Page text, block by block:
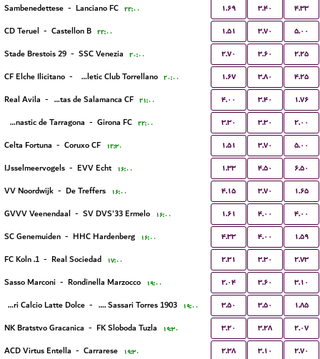
Sambenedettese - Lanciano FC ۲۲:۰۰ ۱.۶۹ ۳.۴۰ ۴.۳۳
CD Teruel - Castellon B ۲۲:۰۰ ۱.۵۱ ۳.۷۰ ۵.۰۰
Stade Brestois 29 - SSC Venezia ۲۰:۰۰ ۲.۷۰ ۳.۶۰ ۲.۲۵
CF Elche Ilicitano - Athletic Club Torrellano ۲۰:۰۰ ۱.۶۷ ۳.۸۰ ۴.۲۵
Real Avila - Unionistas de Salamanca CF ۲۱:۰۰ ۴.۰۰ ۳.۴۰ ۱.۷۶
Gimnastic de Tarragona - Girona FC ۲۲:۰۰ ۳.۳۰ ۳.۳۰ ۲.۰۰
Celta Fortuna - Coruxo CF ۱۲:۳۰ ۱.۵۱ ۳.۷۰ ۵.۰۰
IJsselmeervogels - EVV Echt ۱۶:۰۰ ۱.۳۳ ۴.۵۰ ۶.۵۰
VV Noordwijk - De Treffers ۱۶:۰۰ ۴.۱۵ ۳.۷۰ ۱.۶۵
GVVV Veenendaal - SV DVS'33 Ermelo ۱۶:۰۰ ۱.۶۱ ۴.۰۰ ۴.۰۰
SC Genemuiden - HHC Hardenberg ۱۶:۰۰ ۴.۳۳ ۴.۰۰ ۱.۵۹
1. FC Koln - Real Sociedad ۱۷:۰۰ ۲.۳۱ ۳.۳۰ ۲.۷۳
Sasso Marconi - Rondinella Marzocco ۱۹:۰۰ ۲.۰۴ ۳.۶۰ ۳.۱۰
Sassari Calcio Latte Dolce - S.E.F. Sassari Torres 1903 ۱۹:۰۰ ۳.۵۰ ۳.۵۰ ۱.۸۵
NK Bratstvo Gracanica - FK Sloboda Tuzla ۱۹:۳۰ ۳.۲۰ ۳.۲۸ ۲.۰۷
ACD Virtus Entella - Carrarese ۱۹:۳۰ ۲.۳۸ ۳.۱۰ ۲.۷۰